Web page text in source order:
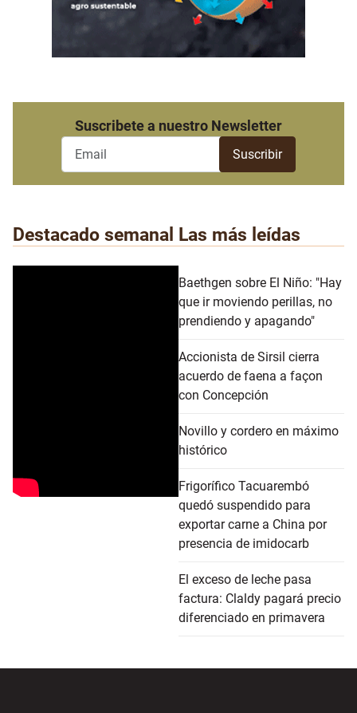
Suscribete a nuestro Newsletter
Destacado semanal Las más leídas
Baethgen sobre El Niño: "Hay
que ir moviendo perillas, no
prendiendo y apagando"
Accionista de Sirsil cierra
acuerdo de faena a façon
con Concepción
Novillo y cordero en máximo
histórico
Frigorífico Tacuarembó
quedó suspendido para
exportar carne a China por
presencia de imidocarb
El exceso de leche pasa
factura: Claldy pagará precio
diferenciado en primavera